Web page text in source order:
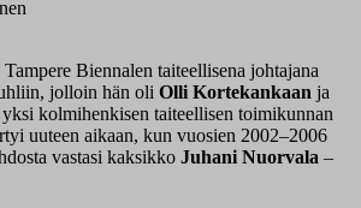
Tampere Biennalen taiteellisena johtajana
jolloin hän oli Olli Kortekankaan ja
yksi kolmihenkisen taiteellisen toimikunnan
uuteen aikaan, kun vuosien 2002–2006
vastasi kaksikko Juhani Nuorvala –